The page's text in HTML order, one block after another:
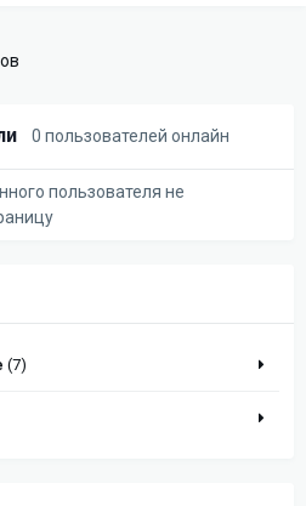
0 пользователей онлайн
пользователя не
(7)